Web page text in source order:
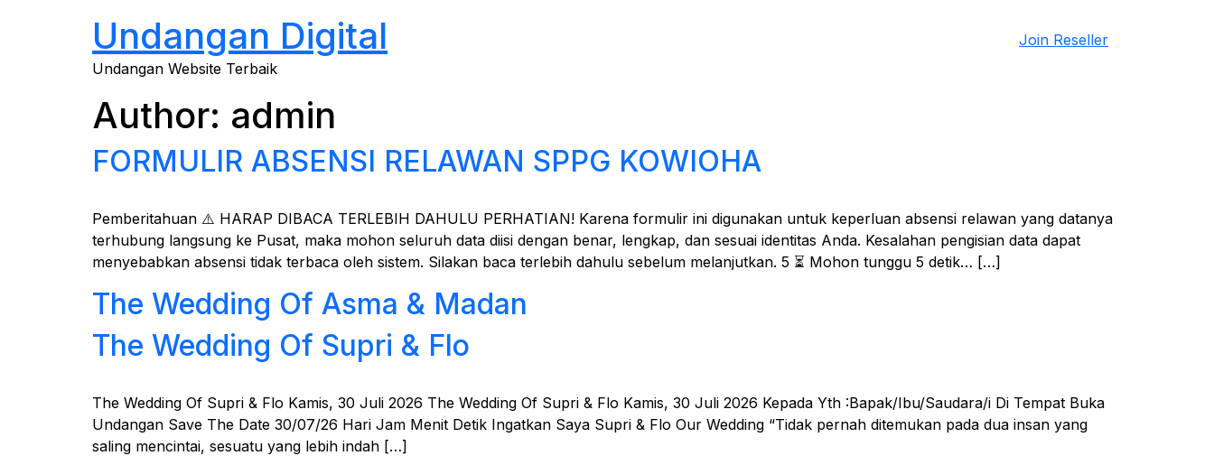
Undangan Digital
Undangan Website Terbaik
Join Reseller
Author: admin
FORMULIR ABSENSI RELAWAN SPPG KOWIOHA
Pemberitahuan ⚠️ HARAP DIBACA TERLEBIH DAHULU PERHATIAN! Karena formulir ini digunakan untuk keperluan absensi relawan yang datanya
terhubung langsung ke Pusat, maka mohon seluruh data diisi dengan benar, lengkap, dan sesuai identitas Anda. Kesalahan pengisian data dapat
menyebabkan absensi tidak terbaca oleh sistem. Silakan baca terlebih dahulu sebelum melanjutkan. 5 ⏳ Mohon tunggu 5 detik… […]
The Wedding Of Asma & Madan
The Wedding Of Supri & Flo
The Wedding Of Supri & Flo Kamis, 30 Juli 2026 The Wedding Of Supri & Flo Kamis, 30 Juli 2026 Kepada Yth :Bapak/Ibu/Saudara/i Di Tempat Buka
Undangan Save The Date 30/07/26 Hari Jam Menit Detik Ingatkan Saya Supri & Flo Our Wedding “Tidak pernah ditemukan pada dua insan yang
saling mencintai, sesuatu yang lebih indah […]